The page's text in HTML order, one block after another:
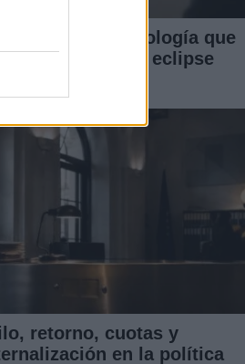
la tecnología que
escuchar el eclipse
retorno, cuotas y
en la política